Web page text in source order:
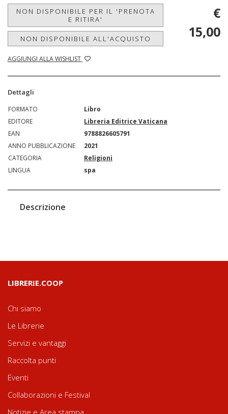
NON DISPONIBILE PER IL 'PRENOTA
E RITIRA'
NON DISPONIBILE ALL'ACQUISTO
AGGIUNGI ALLA WISHLIST
€
15,00
Dettagli
FORMATO
Libro
EDITORE
Libreria Editrice Vaticana
EAN
9788826605791
ANNO PUBBLICAZIONE
2021
CATEGORIA
Religioni
LINGUA
spa
Descrizione
LIBRERIE.COOP
Chi siamo
Le Librerie
Servizi e vantaggi
Raccolta punti
Eventi
Collaborazioni e Festival
Notizie e Area stampa